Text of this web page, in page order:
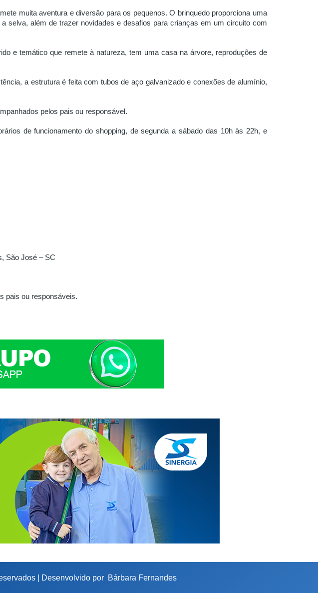
muita aventura e diversão para os pequenos. O brinquedo proporciona uma
selva, além de trazer novidades e desafios para crianças em um circuito com
e temático que remete à natureza, tem uma casa na árvore, reproduções de
a estrutura é feita com tubos de aço galvanizado e conexões de alumínio,
pelos pais ou responsável.
de funcionamento do shopping, de segunda a sábado das 10h às 22h, e
São José – SC
pais ou responsáveis.
| Desenvolvido por Bárbara Fernandes